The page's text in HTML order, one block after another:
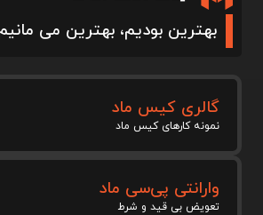
بهترین بودیم، بهترین می
گالری کیس ماد
نمونه کارهای کیس ماد
وارانتی پی‌سی ماد
تعویض بی قید و شرط